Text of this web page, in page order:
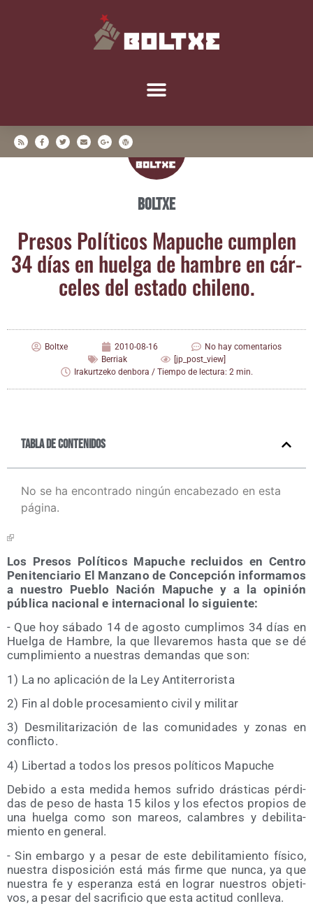
Boltxe
Pre­sos Polí­ti­cos Mapu­che cum­plen
34 días en huel­ga de ham­bre en cár­
ce­les del esta­do chileno.
Boltxe 2010-08-16
No hay comentarios
Berriak
[jp_post_view]
Irakurtzeko denbora / Tiempo de lectura: 2 min.
Tabla de contenidos
No se ha encontrado ningún encabezado en esta
página.
Los Pre­sos Polí­ti­cos Mapu­che reclui­dos en Cen­tro
Peni­ten­cia­rio El Man­zano de Con­cep­ción infor­ma­mos
a nues­tro Pue­blo Nación Mapu­che y a la opi­nión
públi­ca nacio­nal e inter­na­cio­nal lo siguiente:
- Que hoy sába­do 14 de agos­to cum­pli­mos 34 días en
Huel­ga de Ham­bre, la que lle­va­re­mos has­ta que se dé
cum­pli­mien­to a nues­tras deman­das que son:
1) La no apli­ca­ción de la Ley Antiterrorista
2) Fin al doble pro­ce­sa­mien­to civil y militar
3) Des­mi­li­ta­ri­za­ción de las comu­ni­da­des y zonas en
conflicto.
4) Liber­tad a todos los pre­sos polí­ti­cos Mapuche
Debi­do a esta medi­da hemos sufri­do drás­ti­cas pér­di­
das de peso de has­ta 15 kilos y los efec­tos pro­pios de
una huel­ga como son mareos, calam­bres y debi­li­ta­
mien­to en general.
- Sin embar­go y a pesar de este debi­li­ta­mien­to físi­co,
nues­tra dis­po­si­ción está más fir­me que nun­ca, ya que
nues­tra fe y espe­ran­za está en lograr nues­tros obje­ti­
vos, a pesar del sacri­fi­cio que esta acti­tud conlleva.